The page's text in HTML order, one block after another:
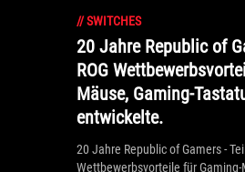
//SWITCHES
20 Jahre Republic of
ROG
Mäuse, Gaming-
entwickelte.
20 Jahre Republic of Gamers -
Wettbewerbsvorteile für